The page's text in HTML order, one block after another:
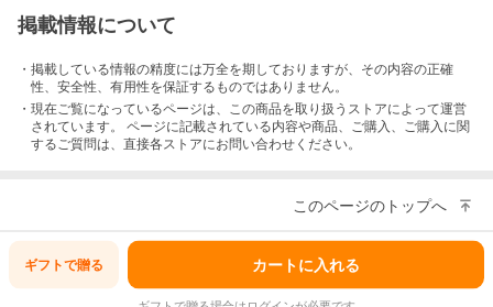
掲載情報について
・掲載している情報の精度には万全を期しておりますが、その内容の正確
性、安全性、有用性を保証するものではありません。
・現在ご覧になっているページは、この商品を取り扱うストアによって運営
されています。 ページに記載されている内容や商品、ご購入 、ご購入に関
するご質問は、直接各ストアにお問い合わせください。
このページのトップへ
ギフトで贈る カートに入れる